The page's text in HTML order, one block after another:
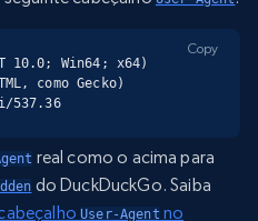
10.0; Win64; x64)
como Gecko)
537.36
Copy
real como o acima para
do DuckDuckGo. Saiba
User-Agentno